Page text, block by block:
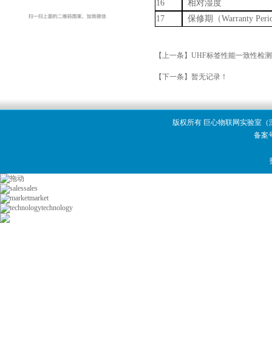
16
相对湿度
17
保修期（Warranty
【上一条】 UHF标签性能一致性检
【下一条】暂无记录！
版权所有 巨心物联网实验室（
备案
sales
market
technology